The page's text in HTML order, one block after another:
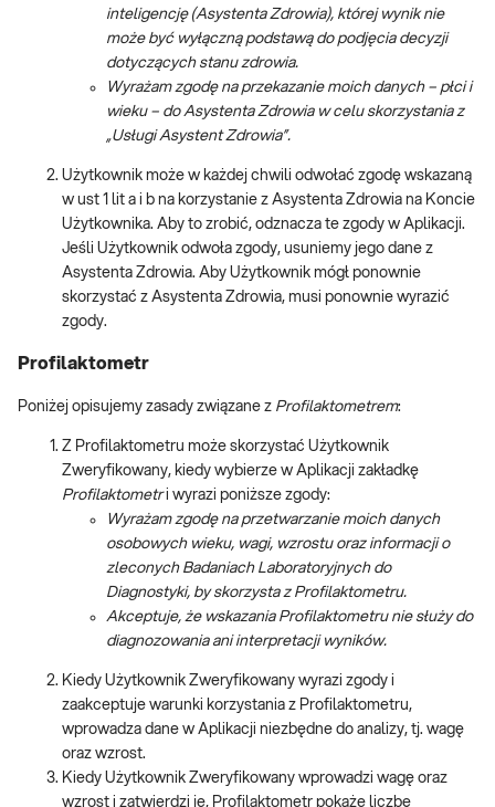
inteligencję (Asystenta Zdrowia), której wynik nie
może być wyłączną podstawą do podjęcia decyzji
dotyczących stanu zdrowia.
Wyrażam zgodę na przekazanie moich danych – płci i
wieku – do Asystenta Zdrowia w celu skorzystania z
„Usługi Asystent Zdrowia”.
Użytkownik może w każdej chwili odwołać zgodę wskazaną
w ust 1 lit a i b na korzystanie z Asystenta Zdrowia na Koncie
Użytkownika. Aby to zrobić, odznacza te zgody w Aplikacji.
Jeśli Użytkownik odwoła zgody, usuniemy jego dane z
Asystenta Zdrowia. Aby Użytkownik mógł ponownie
skorzystać z Asystenta Zdrowia, musi ponownie wyrazić
zgody.
Profilaktometr
Poniżej opisujemy zasady związane z Profilaktometrem:
Z Profilaktometru może skorzystać Użytkownik
Zweryfikowany, kiedy wybierze w Aplikacji zakładkę
Profilaktometri wyrazi poniższe zgody:
Wyrażam zgodę na przetwarzanie moich danych
osobowych wieku, wagi, wzrostu oraz informacji o
zleconych Badaniach Laboratoryjnych do
Diagnostyki, by skorzysta z Profilaktometru.
Akceptuje, że wskazania Profilaktometru nie służy do
diagnozowania ani interpretacji wyników.
Kiedy Użytkownik Zweryfikowany wyrazi zgody i
zaakceptuje warunki korzystania z Profilaktometru,
wprowadza dane w Aplikacji niezbędne do analizy, tj. wagę
oraz wzrost.
Kiedy Użytkownik Zweryfikowany wprowadzi wagę oraz
wzrost i zatwierdzi je, Profilaktometr pokaże liczbę